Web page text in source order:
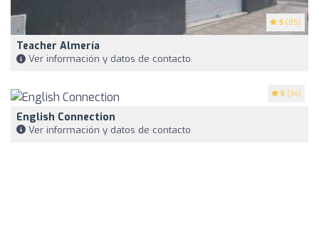
5 (85)
Teacher Almería
Ver información y datos de contacto
5 (34)
English Connection
Ver información y datos de contacto